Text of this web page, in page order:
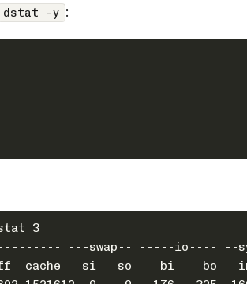
dstat -y :
3
---swap-- -----io---- --
cache   si   so    bi    bo   in